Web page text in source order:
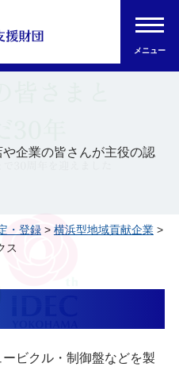
メニュー
企業の皆さんが主役の認
・登録> 横浜型地域貢献企業>
ス
ビクル・制御盤などを製